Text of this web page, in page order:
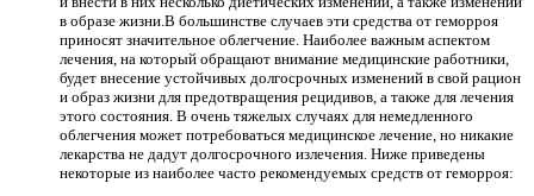
в образе жизни.В большинстве случаев эти средства от геморроя
приносят значительное облегчение. Наиболее важным аспектом
лечения, на который обращают внимание медицинские работники,
будет внесение устойчивых долгосрочных изменений в свой рацион
и образ жизни для предотвращения рецидивов, а также для лечения
этого состояния. В очень тяжелых случаях для немедленного
облегчения может потребоваться медицинское лечение, но никакие
лекарства не дадут долгосрочного излечения. Ниже приведены
некоторые из наиболее часто рекомендуемых средств от геморроя: